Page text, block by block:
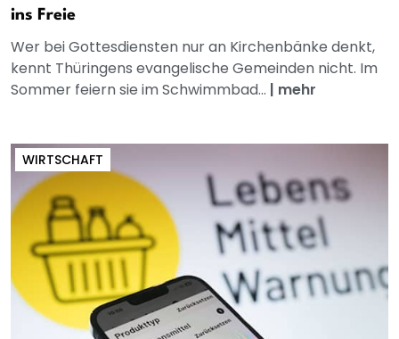
ins Freie
Wer bei Gottesdiensten nur an Kirchenbänke denkt,
kennt Thüringens evangelische Gemeinden nicht. Im
Sommer feiern sie im Schwimmbad... | mehr
WIRTSCHAFT